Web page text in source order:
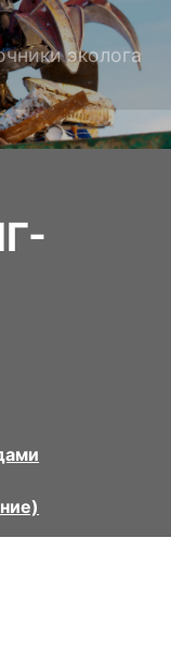
эколога